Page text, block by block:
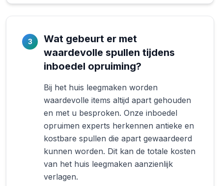
3
Wat gebeurt er met
waardevolle spullen tijdens
inboedel opruiming?
Bij het huis leegmaken worden
waardevolle items altijd apart gehouden
en met u besproken. Onze inboedel
opruimen experts herkennen antieke en
kostbare spullen die apart gewaardeerd
kunnen worden. Dit kan de totale kosten
van het huis leegmaken aanzienlijk
verlagen.